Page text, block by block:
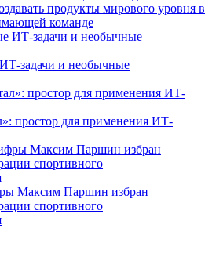
продукты мирового уровня в
команде
и необычные
простор для применения ИТ-
Максим Паршин избран
спортивного